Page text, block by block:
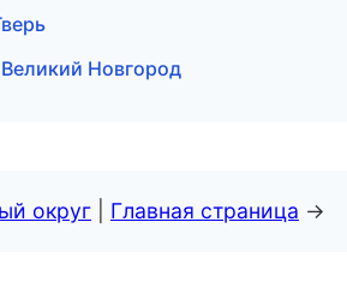
Новгород
округ Главная страница →